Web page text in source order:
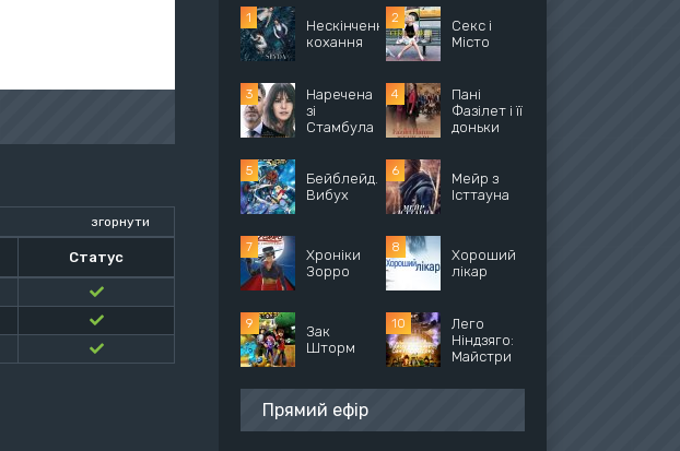
згорнути
Статус
Нескінченне
кохання
Секс і
Місто
Наречена
зі
Стамбула
Пані
Фазілет і її
доньки
Бейблейд.
Вибух
Мейр з
Істтауна
Хроніки
Зорро
Хороший
лікар
Зак
Шторм
Лего
Ніндзяго:
Майстри
Прямий ефір